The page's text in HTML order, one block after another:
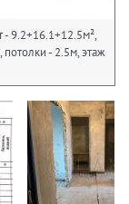
- 9.2+16.1+12.5м²,
- 2.5м, этаж